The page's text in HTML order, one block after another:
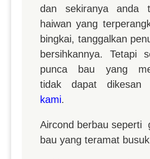
dan sekiranya anda
haiwan yang
bingkai, tanggalkan
bersihkannya. Tetapi
punca bau yang
tidak dapat dikesan
kami.
Aircond berbau seperti
bau yang teramat busuk